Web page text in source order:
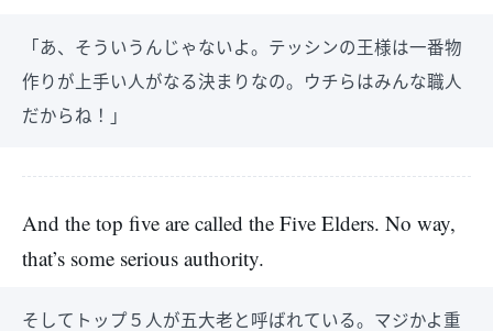
「あ、そういうんじゃないよ。テッシンの王様は一番物
作りが上手い人がなる決まりなの。ウチらはみんな職人
だからね！」
And the top five are called the Five Elders. No way,
that’s some serious authority.
そしてトップ５人が五大老と呼ばれている。マジかよ重